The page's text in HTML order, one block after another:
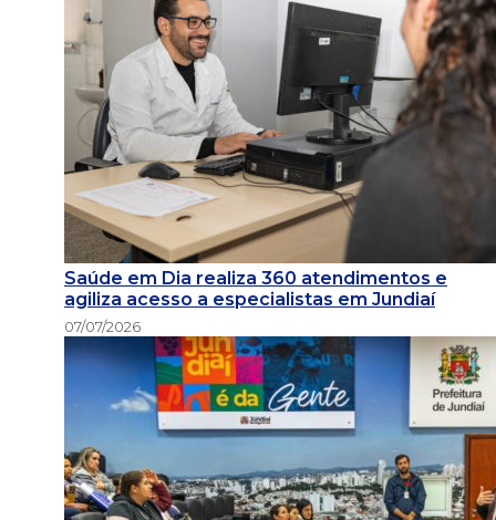
Saúde em Dia realiza 360 atendimentos e
agiliza acesso a especialistas em Jundiaí
07/07/2026